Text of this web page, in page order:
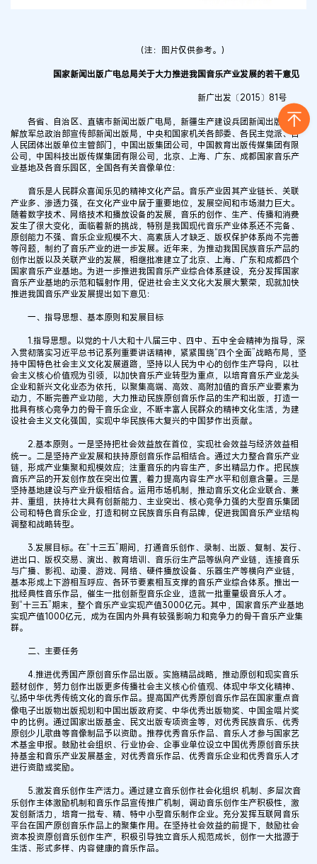
（注：图片仅供参考。）
国家新闻出版广电总局关于大力推进我国音乐产业发展的若干意见
新广出发〔2015〕81号
各省、自治区、直辖市新闻出版广电局，新疆生产建设兵团新闻出版局，
解放军总政治部宣传部新闻出版局，中央和国家机关各部委、各民主党派、各
人民团体出版单位主管部门，中国出版集团公司，中国教育出版传媒集团有限
公司，中国科技出版传媒集团有限公司，北京、上海、广东、成都国家音乐产
业基地及各音乐园区，全国各有关音像单位：
音乐是人民群众喜闻乐见的精神文化产品。音乐产业因其产业链长、关联
产业多、渗透力强，在文化产业中居于重要地位，发展空间和市场潜力巨大。
随着数字技术、网络技术和播放设备的发展，音乐的创作、生产、传播和消费
发生了很大变化，面临着新的挑战，特别是我国现代音乐产业体系还不完备、
原创能力不强、音乐企业规模不大、高素质人才缺乏、版权保护体系尚不完善
等问题，制约了音乐产业的进一步发展。近年来，为推动我国民族音乐产品的
创作出版以及关联产业的发展，相继批准建立了北京、上海、广东和成都四个
国家音乐产业基地。为进一步推进我国音乐产业综合体系建设，充分发挥国家
音乐产业基地的示范和辐射作用，促进社会主义文化大发展大繁荣，现就加快
推进我国音乐产业发展提出如下意见：
一、指导思想、基本原则和发展目标
1.指导思想。以党的十八大和十八届三中、四中、五中全会精神为指导，深
入贯彻落实习近平总书记系列重要讲话精神，紧紧围绕“四个全面”战略布局，坚
持中国特色社会主义文化发展道路，坚持以人民为中心的创作生产导向，以社
会主义核心价值观为引领，以加快音乐产业转型为重点，以培育音乐产业龙头
企业和新兴文化业态为依托，以聚集高端、高效、高附加值的音乐产业要素为
动力，不断完善产业功能，大力推动民族原创音乐作品的生产和出版，打造一
批具有核心竞争力的骨干音乐企业，不断丰富人民群众的精神文化生活，为建
设社会主义文化强国，实现中华民族伟大复兴的中国梦作出贡献。
2.基本原则。一是坚持把社会效益放在首位，实现社会效益与经济效益相
统一。二是坚持产业发展和扶持原创音乐作品相结合。通过大力整合音乐产业
链，形成产业集聚和规模效应；注重音乐的内容生产，多出精品力作。把民族
音乐产品的开发创作放在突出位置，着力提高内容生产水平和创意含量。三是
坚持基地建设与产业升级相结合。运用市场机制，推动音乐文化企业联合、兼
并、重组，扶持壮大具有创新能力、主业突出、核心竞争力强的大型音乐集团
公司和特色音乐企业，打造和树立民族音乐自有品牌，促进我国音乐产业结构
调整和战略转型。
3.发展目标。在“十三五”期间，打通音乐创作、录制、出版、复制、发行、
进出口、版权交易、演出、教育培训、音乐衍生产品等纵向产业链，连接音乐
与广播、影视、动漫、游戏、网络、硬件播放设备、乐器生产等横向产业链，
基本形成上下游相互呼应、各环节要素相互支撑的音乐产业综合体系。推出一
批经典性音乐作品，催生一批创新型音乐企业，造就一批重量级音乐人才。
到“十三五”期末，整个音乐产业实现产值3000亿元。其中，国家音乐产业基地
实现产值1000亿元，成为在国内外具有较强影响力和竞争力的骨干音乐产业集
群。
二、主要任务
4.推进优秀国产原创音乐作品出版。实施精品战略，推动原创和现实音乐
题材创作，努力创作出版更多传播社会主义核心价值观、体现中华文化精神、
弘扬中华优秀传统文化的音乐作品。提高国产优秀原创音乐作品在国家重点音
像电子出版物出版规划和中国出版政府奖、中华优秀出版物奖、中国金唱片奖
中的比例。通过国家出版基金、民文出版专项资金等，对优秀民族音乐、优秀
原创少儿歌曲等音像制品予以资助。推荐优秀音乐作品、音乐人才参与国家艺
术基金申报。鼓励社会组织、行业协会、企事业单位设立中国优秀原创音乐扶
持基金和音乐产业发展基金，对优秀音乐作品、优秀音乐企业和优秀音乐人才
进行资助或奖励。
5.激发音乐创作生产活力。通过建立音乐创作社会化组织 机制、多层次音
乐创作主体激励机制和音乐作品宣传推广机制，调动音乐创作生产积极性，激
发创新活力，培育一批专、精、特中小型音乐制作企业。充分发挥互联网音乐
平台在国产原创音乐作品上的聚集作用。在坚持社会效益的前提下，鼓励社会
资本投资原创音乐创作生产，积极引导独立音乐人规范成长，创作一大批源于
生活、形式多样、内容健康的音乐作品。